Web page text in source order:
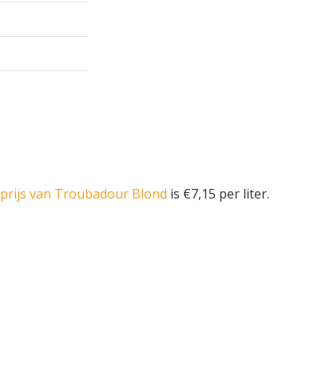
prijs van Troubadour Blond is €7,15 per liter.